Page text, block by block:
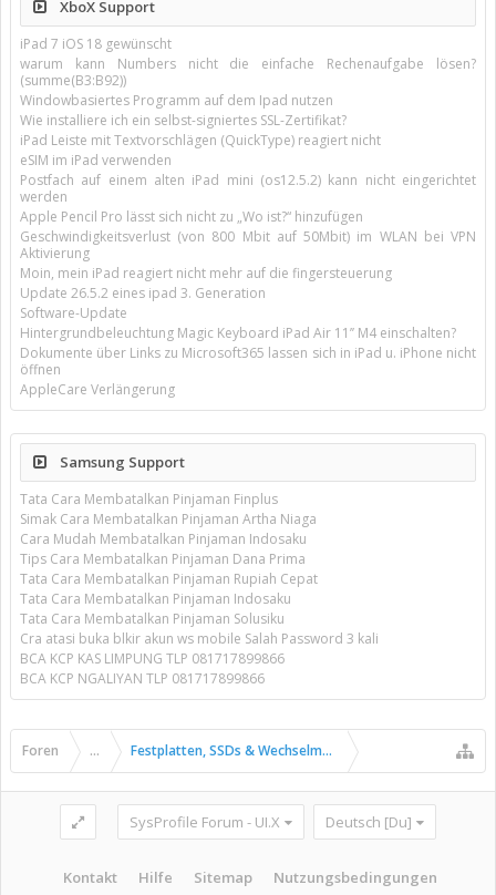
XboX Support
iPad 7 iOS 18 gewünscht
warum kann Numbers nicht die einfache Rechenaufgabe lösen?
(summe(B3:B92))
Windowbasiertes Programm auf dem Ipad nutzen
Wie installiere ich ein selbst-signiertes SSL-Zertifikat?
iPad Leiste mit Textvorschlägen (QuickType) reagiert nicht
eSIM im iPad verwenden
Postfach auf einem alten iPad mini (os12.5.2) kann nicht eingerichtet
werden
Apple Pencil Pro lässt sich nicht zu „Wo ist?“ hinzufügen
Geschwindigkeitsverlust (von 800 Mbit auf 50Mbit) im WLAN bei VPN
Aktivierung
Moin, mein iPad reagiert nicht mehr auf die fingersteuerung
Update 26.5.2 eines ipad 3. Generation
Software-Update
Hintergrundbeleuchtung Magic Keyboard iPad Air 11’’ M4 einschalten?
Dokumente über Links zu Microsoft365 lassen sich in iPad u. iPhone nicht
öffnen
AppleCare Verlängerung
Samsung Support
Tata Cara Membatalkan Pinjaman Finplus
Simak Cara Membatalkan Pinjaman Artha Niaga
Cara Mudah Membatalkan Pinjaman Indosaku
Tips Cara Membatalkan Pinjaman Dana Prima
Tata Cara Membatalkan Pinjaman Rupiah Cepat
Tata Cara Membatalkan Pinjaman Indosaku
Tata Cara Membatalkan Pinjaman Solusiku
Cra atasi buka blkir akun ws mobile Salah Password 3 kali
BCA KCP KAS LIMPUNG TLP 081717899866
BCA KCP NGALIYAN TLP 081717899866
Foren ... Festplatten, SSDs & Wechselmedien
SysProfile Forum - UI.X Deutsch [Du]
Kontakt Hilfe Sitemap Nutzungsbedingungen